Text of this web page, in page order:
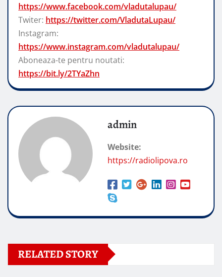
https://www.facebook.com/vladutalupau/
Twiter: https://twitter.com/VladutaLupau/
Instagram:
https://www.instagram.com/vladutalupau/
Aboneaza-te pentru noutati:
https://bit.ly/2TYaZhn
admin
Website:
https://radiolipova.ro
RELATED STORY